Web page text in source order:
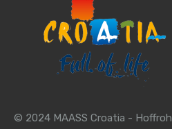
© 2024 MAASS Croatia -